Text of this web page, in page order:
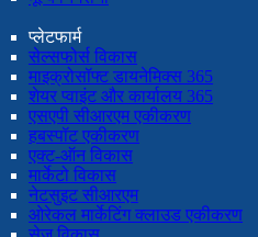
प्लेटफार्म
सेल्सफोर्स विकास
माइक्रोसॉफ्ट डायनेमिक्स 365
शेयर प्वाइंट और कार्यालय 365
एसएपी सीआरएम एकीकरण
हबस्पॉट एकीकरण
एक्ट-ऑन विकास
मार्केटो विकास
नेटसुइट सीआरएम
ओरेकल मार्केटिंग क्लाउड एकीकरण